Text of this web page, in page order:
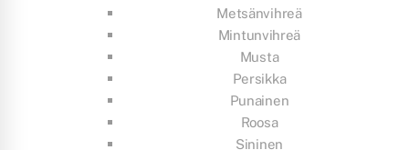
Metsänvihreä
Mintunvihreä
Musta
Persikka
Punainen
Roosa
Sininen